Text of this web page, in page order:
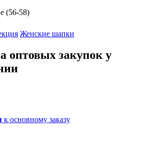
(56-58)
Женские шапки
оптовых закупок у
к основному заказу